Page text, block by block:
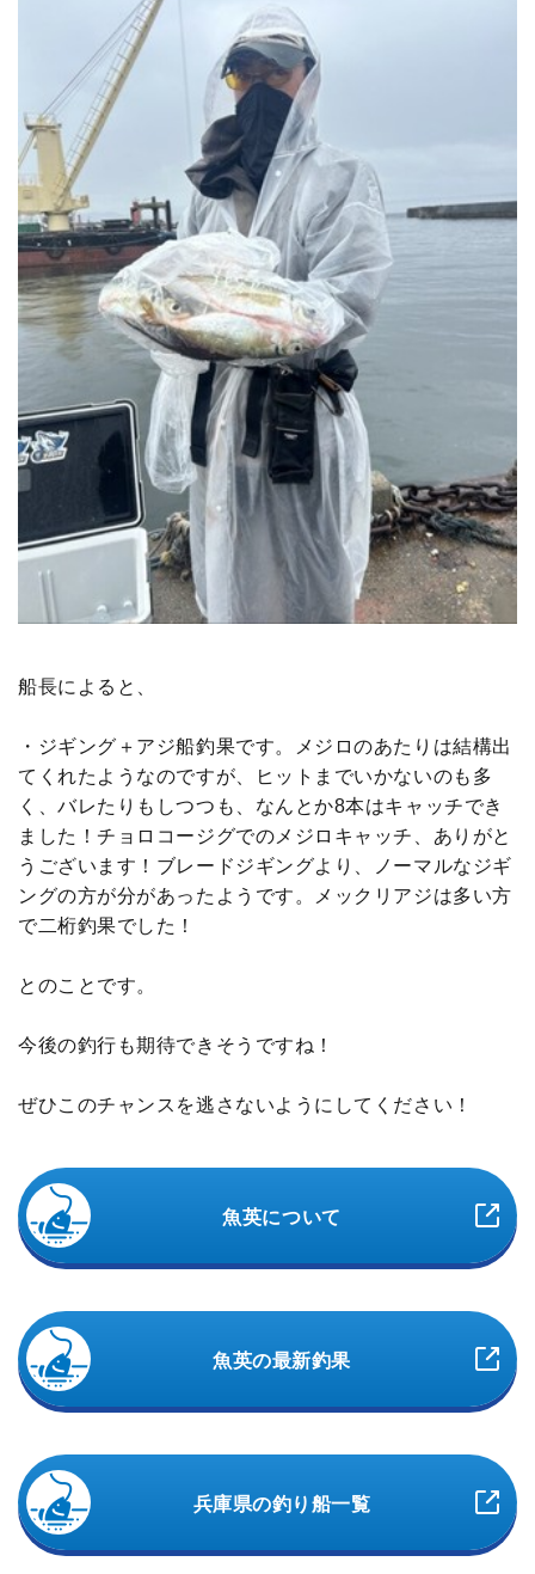
船長によると、
・ジギング＋アジ船釣果です。メジロのあたりは結構出
てくれたようなのですが、ヒットまでいかないのも多
く、バレたりもしつつも、なんとか8本はキャッチでき
ました！チョロコージグでのメジロキャッチ、ありがと
うございます！ブレードジギングより、ノーマルなジギ
ングの方が分があったようです。メックリアジは多い方
で二桁釣果でした！
とのことです。
今後の釣行も期待できそうですね！
ぜひこのチャンスを逃さないようにしてください！
魚英について
魚英の最新釣果
兵庫県の釣り船一覧